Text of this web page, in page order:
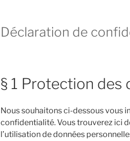
Déclaration de
§ 1 Protection des
Nous souhaitons ci-dessous vous
confidentialité. Vous trouverez ici
l’utilisation de données